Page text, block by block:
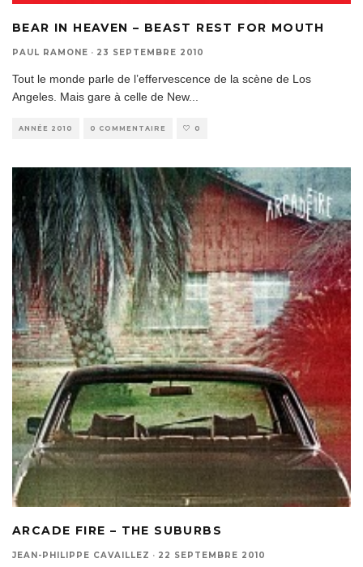
BEAR IN HEAVEN – BEAST REST FOR MOUTH
PAUL RAMONE · 23 SEPTEMBRE 2010
Tout le monde parle de l’effervescence de la scène de Los
Angeles. Mais gare à celle de New...
ANNÉE 2010 0 COMMENTAIRE 0
ARCADE FIRE – THE SUBURBS
JEAN-PHILIPPE CAVAILLEZ · 22 SEPTEMBRE 2010